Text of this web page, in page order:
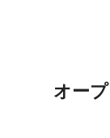
オー